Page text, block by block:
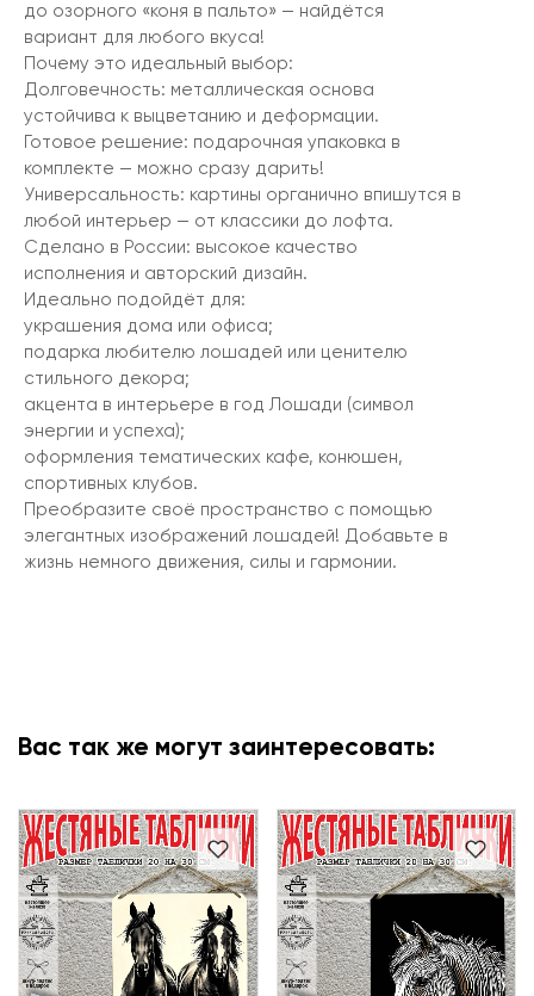
до озорного «коня в пальто» — найдётся
вариант для любого вкуса!
Почему это идеальный выбор:
Долговечность: металлическая основа
устойчива к выцветанию и деформации.
Готовое решение: подарочная упаковка в
комплекте — можно сразу дарить!
Универсальность: картины органично впишутся в
любой интерьер — от классики до лофта.
Сделано в России: высокое качество
исполнения и авторский дизайн.
Идеально подойдёт для:
украшения дома или офиса;
подарка любителю лошадей или ценителю
стильного декора;
акцента в интерьере в год Лошади (символ
энергии и успеха);
оформления тематических кафе, конюшен,
спортивных клубов.
Преобразите своё пространство с помощью
элегантных изображений лошадей! Добавьте в
жизнь немного движения, силы и гармонии.
Вас так же могут заинтересовать: